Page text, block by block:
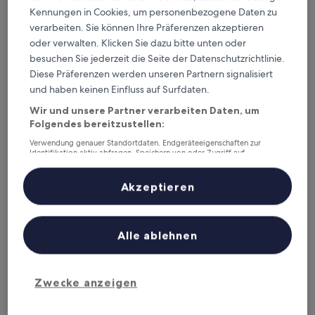
Crowne Plaza Hangzhou Science City by
IHG
Crowne Plaza Hangzhou Science City by IHG
3.0-
Sterne-
Unterkunft
Shangcheng, 1,4 km von Xintang Station entfernt
9.6
von
10,
Außergewöhnlich,
(5
Bewertungen)
9,6/10 Außergewöhnlich (5 Bewertungen)
Der
beträgt
inkl. Steuern & Gebühren
23. Aug.–24. Aug.
SSAW Boutique Hotel Hangzhou East Railway Station -
Kennungen in Cookies, um personenbezogene Daten zu
verarbeiten. Sie können Ihre Präferenzen akzeptieren
oder verwalten. Klicken Sie dazu bitte unten oder
besuchen Sie jederzeit die Seite der Datenschutzrichtlinie.
Diese Präferenzen werden unseren Partnern signalisiert
und haben keinen Einfluss auf Surfdaten.
Wir und unsere Partner verarbeiten Daten, um
Folgendes bereitzustellen:
Verwendung genauer Standortdaten. Endgeräteeigenschaften zur
Identifikation aktiv abfragen. Speichern von oder Zugriff auf
Inhalte, Messung von Werbeleistung und der Performance von Inhalten,
Zielgruppenforschung sowie Entwicklung und Verbesserung von
Liste der Partner (Lieferanten)
Zwecke anzeigen
Alle ablehnen
Akzeptieren